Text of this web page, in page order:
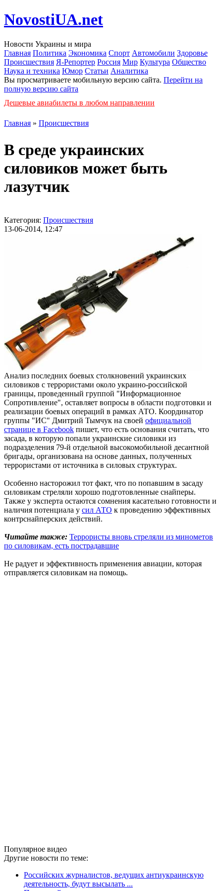
NovostiUA.net
Новости Украины и мира
Главная Политика Экономика Спорт Автомобили Здоровье
Происшествия Я-Репортер Россия Мир Культура Общество
Наука и техника Юмор Статьи Аналитика
Вы просматриваете мобильную версию сайта. Перейти на
полную версию сайта
Дешевые авиабилеты в любом направлении
Главная » Происшествия
В среде украинских
силовиков может быть
лазутчик
Категория: Происшествия
13-06-2014, 12:47
Анализ последних боевых столкновений украинских
силовиков с террористами около украино-российской
границы, проведенный группой "Информационное
Сопротивление", оставляет вопросы в области подготовки и
реализации боевых операций в рамках АТО. Координатор
группы "ИС" Дмитрий Тымчук на своей официальной
странице в Facebook пишет, что есть основания считать, что
засада, в которую попали украинские силовики из
подразделения 79-й отдельной высокомобильной десантной
бригады, организована на основе данных, полученных
террористами от источника в силовых структурах.
Особенно насторожил тот факт, что по попавшим в засаду
силовикам стреляли хорошо подготовленные снайперы.
Также у эксперта остаются сомнения касательно готовности и
наличия потенциала у сил АТО к проведению эффективных
контрснайперских действий.
Читайте также: Террористы вновь стреляли из минометов
по силовикам, есть пострадавшие
Не радует и эффективность применения авиации, которая
отправляется силовикам на помощь.
Популярное видео
Другие новости по теме:
Российских журналистов, ведущих антиукраинскую
деятельность, будут высылать ...